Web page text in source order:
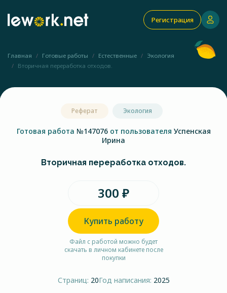
Регистрация
Главная Готовые работы Естественные
Экология
Вторичная переработка отходов.
Реферат Экология
Готовая работа №147076 от пользователя Успенская
Ирина
Вторичная переработка отходов.
300 ₽
Купить работу
Файл с работой можно будет
скачать в личном кабинете после
покупки
Страниц: 20Год написания: 2025